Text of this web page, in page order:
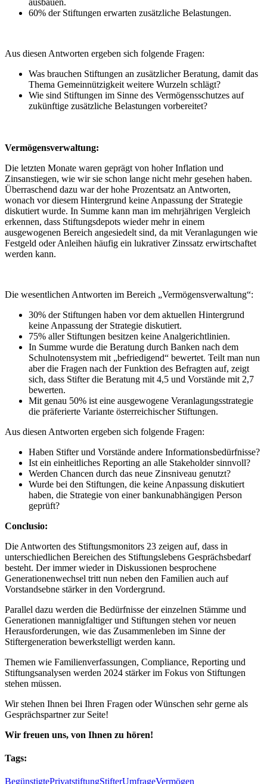
60% der Stiftungen erwarten zusätzliche Belastungen.
Aus diesen Antworten ergeben sich folgende Fragen:
Was brauchen Stiftungen an zusätzlicher Beratung, damit das
Thema Gemeinnützigkeit weitere Wurzeln schlägt?
Wie sind Stiftungen im Sinne des Vermögensschutzes auf
zukünftige zusätzliche Belastungen vorbereitet?
Vermögensverwaltung:
Die letzten Monate waren geprägt von hoher Inflation und
Zinsanstiegen, wie wir sie schon lange nicht mehr gesehen haben.
Überraschend dazu war der hohe Prozentsatz an Antworten,
wonach vor diesem Hintergrund keine Anpassung der Strategie
diskutiert wurde. In Summe kann man im mehrjährigen Vergleich
erkennen, dass Stiftungsdepots wieder mehr in einem
ausgewogenen Bereich angesiedelt sind, da mit Veranlagungen wie
Festgeld oder Anleihen häufig ein lukrativer Zinssatz erwirtschaftet
werden kann.
Die wesentlichen Antworten im Bereich „Vermögensverwaltung“:
30% der Stiftungen haben vor dem aktuellen Hintergrund
keine Anpassung der Strategie diskutiert.
75% aller Stiftungen besitzen keine Analgerichtlinien.
In Summe wurde die Beratung durch Banken nach dem
Schulnotensystem mit „befriedigend“ bewertet. Teilt man nun
aber die Fragen nach der Funktion des Befragten auf, zeigt
sich, dass Stifter die Beratung mit 4,5 und Vorstände mit 2,7
bewerten.
Mit genau 50% ist eine ausgewogene Veranlagungsstrategie
die präferierte Variante österreichischer Stiftungen.
Aus diesen Antworten ergeben sich folgende Fragen:
Haben Stifter und Vorstände andere Informationsbedürfnisse?
Ist ein einheitliches Reporting an alle Stakeholder sinnvoll?
Werden Chancen durch das neue Zinsniveau genutzt?
Wurde bei den Stiftungen, die keine Anpassung diskutiert
haben, die Strategie von einer bankunabhängigen Person
geprüft?
Conclusio:
Die Antworten des Stiftungsmonitors 23 zeigen auf, dass in
unterschiedlichen Bereichen des Stiftungslebens Gesprächsbedarf
besteht. Der immer wieder in Diskussionen besprochene
Generationenwechsel tritt nun neben den Familien auch auf
Vorstandsebne stärker in den Vordergrund.
Parallel dazu werden die Bedürfnisse der einzelnen Stämme und
Generationen mannigfaltiger und Stiftungen stehen vor neuen
Herausforderungen, wie das Zusammenleben im Sinne der
Stiftergeneration bewerkstelligt werden kann.
Themen wie Familienverfassungen, Compliance, Reporting und
Stiftungsanalysen werden 2024 stärker im Fokus von Stiftungen
stehen müssen.
Wir stehen Ihnen bei Ihren Fragen oder Wünschen sehr gerne als
Gesprächspartner zur Seite!
Wir freuen uns, von Ihnen zu hören!
Tags:
BegünstigtePrivatstiftungStifterUmfrageVermögen